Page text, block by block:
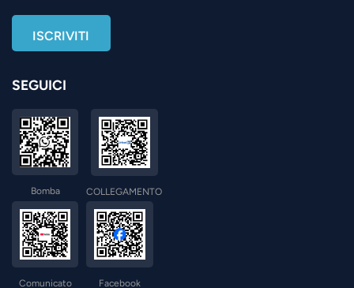
SEGUICI
Bomba COLLEGAMENTO
Comunicato Facebook